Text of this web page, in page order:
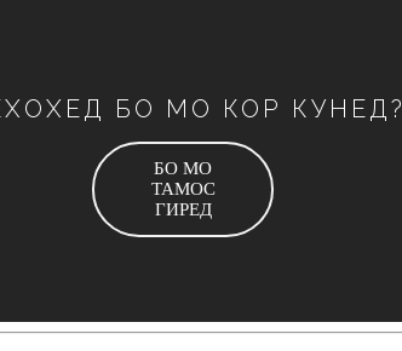
БО МО КОР КУНЕД?
БО МО
ТАМОС
ГИРЕД